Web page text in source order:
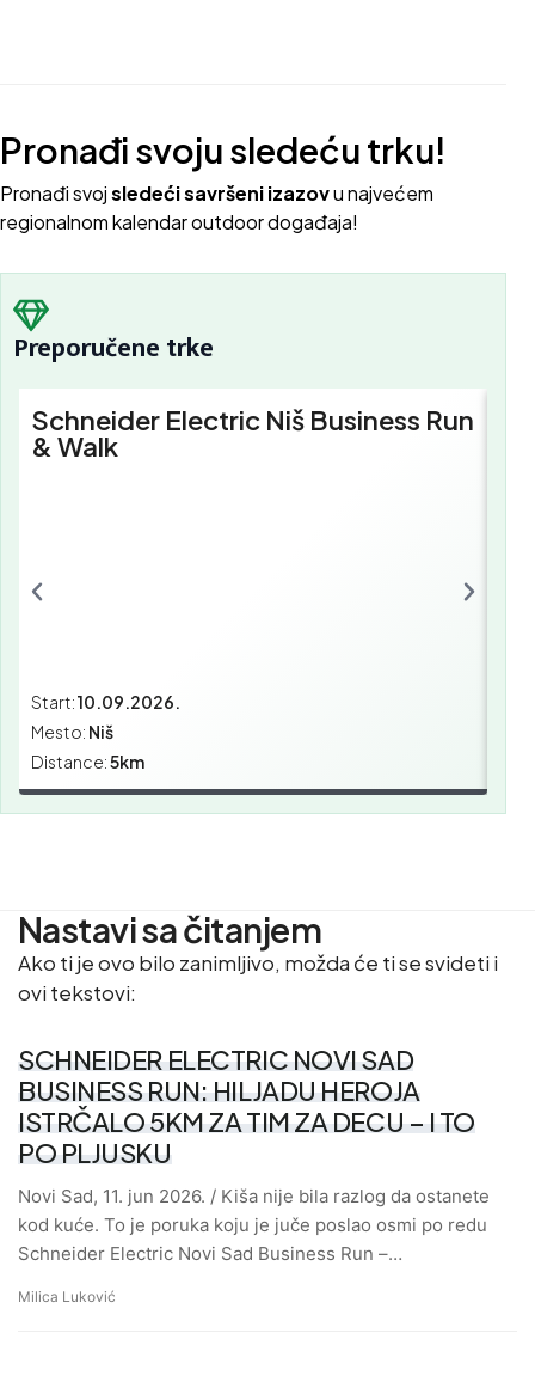
Pronađi svoju sledeću trku!
Pronađi svojsledeći savršeni izazovu najvećem
regionalnom kalendar outdoor događaja!
Preporučene trke
Schneider Electric Niš Business Run
& Walk
Start:10.09.2026.
Mesto: Niš
Distance:5km
Nastavi sa čitanjem
Ako ti je ovo bilo zanimljivo, možda će ti se svideti i
ovi tekstovi:
SCHNEIDER ELECTRIC NOVI SAD
BUSINESS RUN: HILJADU HEROJA
ISTRČALO 5KM ZA TIM ZA DECU – I TO
PO PLJUSKU
Novi Sad, 11. jun 2026. / Kiša nije bila razlog da ostanete
kod kuće. To je poruka koju je juče poslao osmi po redu
Schneider Electric Novi Sad Business Run –…
Milica Luković